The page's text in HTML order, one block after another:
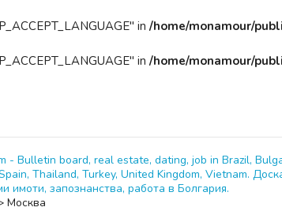
in /home/monamour/
in /home/monamour/
- Bulletin board, real estate, dating, job in Brazil,
Thailand, Turkey, United Kingdom, Vietnam.
имоти, запознанства, работа в Болгария.
Москва